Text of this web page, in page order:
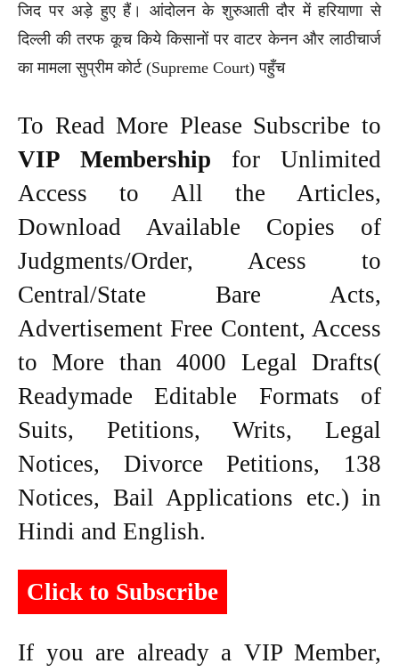
जिद पर अड़े हुए हैं। आंदोलन के शुरुआती दौर में हरियाणा से
दिल्ली की तरफ कूच किये किसानों पर वाटर केनन और लाठीचार्ज
का मामला सुप्रीम कोर्ट (Supreme Court) पहुँच
To Read More Please Subscribe to
VIP Membership for Unlimited
Access to All the Articles,
Download Available Copies of
Judgments/Order, Acess to
Central/State Bare Acts,
Advertisement Free Content, Access
to More than 4000 Legal Drafts(
Readymade Editable Formats of
Suits, Petitions, Writs, Legal
Notices, Divorce Petitions, 138
Notices, Bail Applications etc.) in
Hindi and English.
Click to Subscribe
If you are already a VIP Member,